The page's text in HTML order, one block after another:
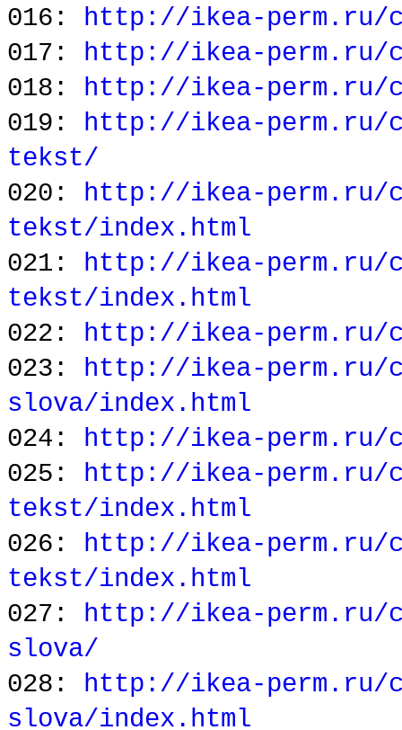
016: http://ikea-perm.ru/
017: http://ikea-perm.ru/
018: http://ikea-perm.ru/
019: http://ikea-perm.ru/
tekst/
020: http://ikea-perm.ru/
tekst/index.html
021: http://ikea-
tekst/index.html
022: http://ikea-perm.ru/
023: http://ikea-perm.ru/
slova/index.html
024: http://ikea-perm.ru/
025: http://ikea-perm.ru/
tekst/index.html
026: http://ikea-perm.ru/
tekst/index.html
027: http://ikea-perm.ru/
slova/
028: http://ikea-perm.ru/
slova/index.html